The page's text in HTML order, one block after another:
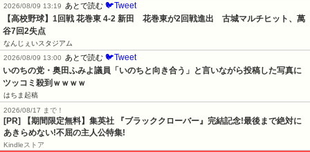
2026/08/09 13:19
あとで読む 🐦Tweet
【高校野球】1回戦 花巻東 4-2 新田　花巻東が2回戦進出　古城マルチヒット、萬
谷7回2失点
なんじぇいスタジアム
2026/08/09 13:00
あとで読む 🐦Tweet
いのちの党・奥田ふみよ議員「いのちと向き合う」と言いながら投稿した写真に
ツッコミ殺到ｗｗｗｗ
はちま起稿
2026/08/17 まで！
[PR] 【期間限定無料】集英社 『ブラッククローバー』完結記念!最後まで絶対に
あきらめない!不屈の主人公特集!
Kindleストア